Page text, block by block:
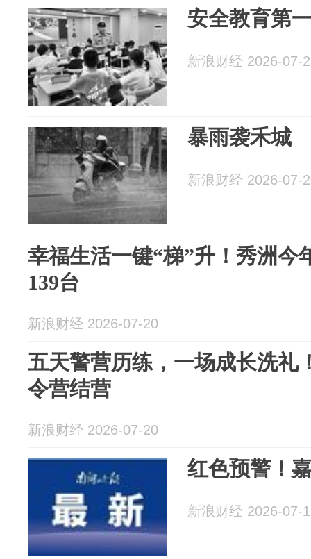
安全教育第
新浪财经 2026-07-
暴雨袭禾城
新浪财经 2026-07-
幸福生活一键“梯”升！秀洲今
139台
新浪财经 2026-07-20
五天警营历练，一场成长洗礼
令营结营
新浪财经 2026-07-20
红色预警！
新浪财经 2026-07-